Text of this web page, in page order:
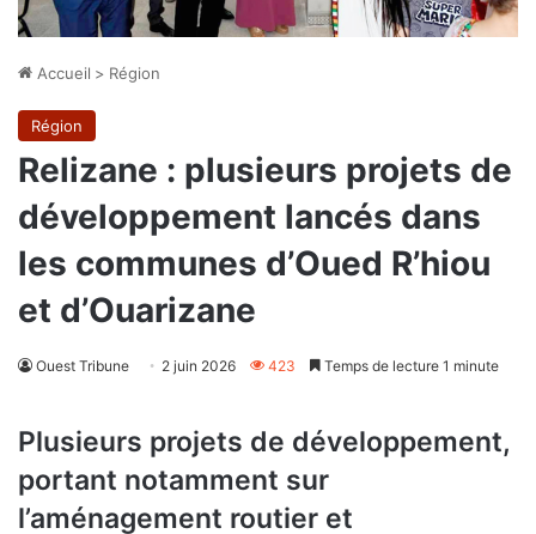
Accueil > Région
Région
Relizane : plusieurs projets de
développement lancés dans
les communes d’Oued R’hiou
et d’Ouarizane
Ouest Tribune 2 juin 2026 423 Temps de lecture 1 minute
Plusieurs projets de développement,
portant notamment sur
l’aménagement routier et